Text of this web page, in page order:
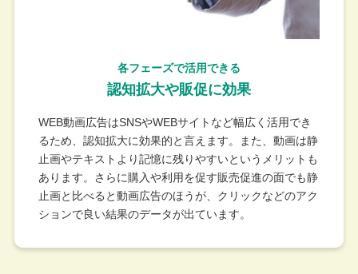
各フェーズで活用できる
認知拡大や販促に効果
WEB動画広告はSNSやWEBサイトなど幅広く活用でき
るため、認知拡大に効果的と言えます。また、動画は静
止画やテキストより記憶に残りやすいというメリットも
あります。さらに購入や利用を促す販売促進の面でも静
止画と比べると動画広告のほうが、クリックなどのアク
ションで良い結果のデータが出ています。